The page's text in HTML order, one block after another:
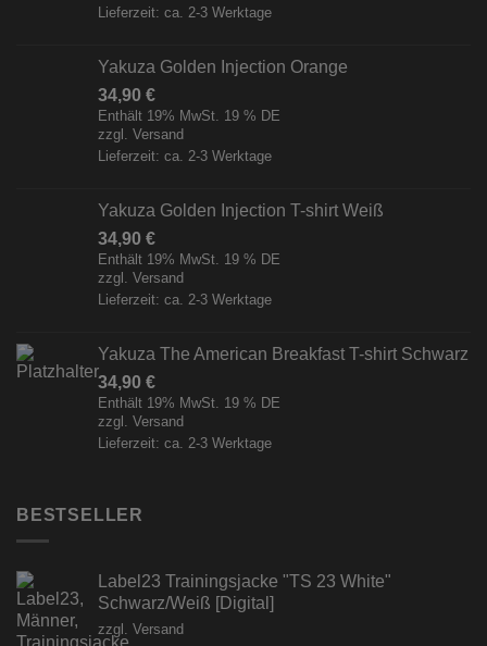
Lieferzeit: ca. 2-3 Werktage
Yakuza Golden Injection Orange
34,90 €
Enthält 19% MwSt. 19 % DE
zzgl. Versand
Lieferzeit: ca. 2-3 Werktage
Yakuza Golden Injection T-shirt Weiß
34,90 €
Enthält 19% MwSt. 19 % DE
zzgl. Versand
Lieferzeit: ca. 2-3 Werktage
Yakuza The American Breakfast T-shirt Schwarz
34,90 €
Enthält 19% MwSt. 19 % DE
zzgl. Versand
Lieferzeit: ca. 2-3 Werktage
BESTSELLER
Label23 Trainingsjacke "TS 23 White"
Schwarz/Weiß [Digital]
zzgl. Versand